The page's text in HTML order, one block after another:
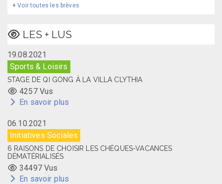
+Voir toutes les brèves
LES + LUS
19.08.2021
Sports & Loisirs
STAGE DE QI GONG À LA VILLA CLYTHIA
4257 Vus
En savoir plus
06.10.2021
Initiatives Sociales
6 RAISONS DE CHOISIR LES CHÈQUES-VACANCES
DÉMATÉRIALISÉS
34497 Vus
En savoir plus